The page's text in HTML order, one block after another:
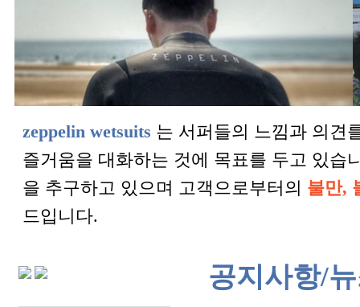
zeppelin wetsuits 는 서퍼들의 느낌과 의견
즐거움을 대화하는 것에 목표를 두고 있
을 추구하고 있으며 고객으로부터의 불만,
드입니다.
공지사항/